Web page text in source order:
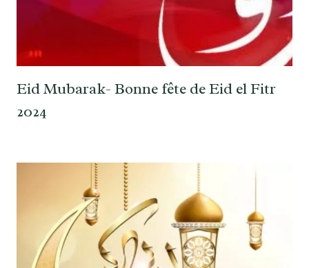
Eid Mubarak- Bonne fête de Eid el Fitr
2024